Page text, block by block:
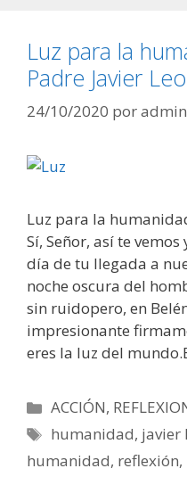
Luz para la
Padre Javier
24/10/2020 poradmin
Luz para la
Sí, Señor, así te
día de tu llegada a
noche oscura del
sin ruidopero, en
impresionante
eres la luz del
Categorías
ACCIÓN,
Etiquetas
humanidad, javier
humanidad, reflexión,